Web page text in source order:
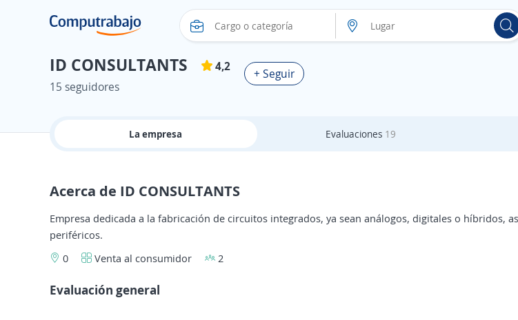
ID CONSULTANTS
4,2
15 seguidores
+ Seguir
La empresa Evaluaciones 19
Acerca de ID CONSULTANTS
Empresa dedicada a la fabricación de circuitos integrados, ya sean análogos, digitales o híbridos,
periféricos.
0
Venta al consumidor 2
Evaluación general